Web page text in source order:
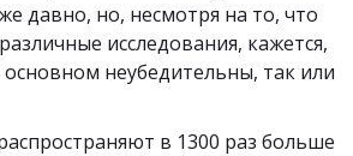
давно, но, несмотря на то, что
исследования, кажется,
неубедительны, так или
в 1300 раз больше